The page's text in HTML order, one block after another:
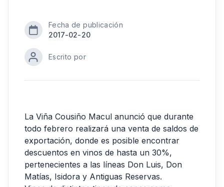
Fecha de publicación
2017-02-20
Escrito por
La Viña Cousiño Macul anunció que durante
todo febrero realizará una venta de saldos de
exportación, donde es posible encontrar
descuentos en vinos de hasta un 30%,
pertenecientes a las líneas Don Luis, Don
Matías, Isidora y Antiguas Reservas.